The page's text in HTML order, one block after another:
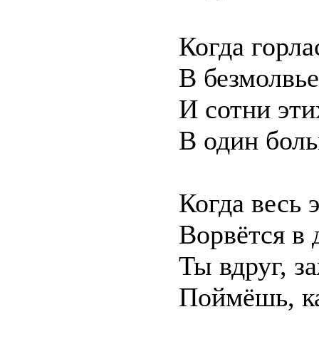
Когда
В
И сотни
В один
Когда весь
Ворвётся в
Ты вдруг,
Поймёшь,